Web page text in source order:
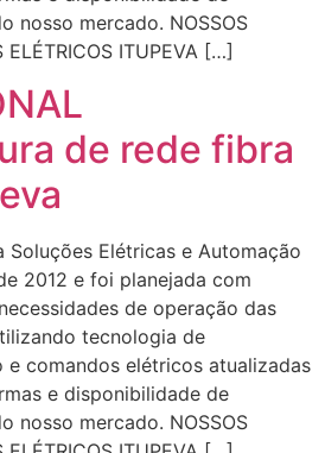
nosso mercado. NOSSOS
ELÉTRICOS ITUPEVA […]
de rede fibra
Soluções Elétricas e Automação
2012 e foi planejada com
de operação das
tecnologia de
comandos elétricos atualizadas
e disponibilidade de
nosso mercado. NOSSOS